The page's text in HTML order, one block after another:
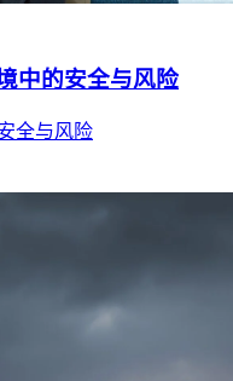
中的安全与风险
全与风险